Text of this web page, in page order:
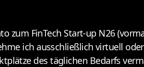
zum FinTech Start-up N26
ich ausschließlich virtuell
des täglichen Bedarfs